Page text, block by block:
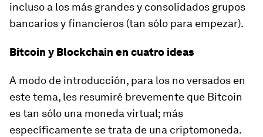
incluso a los más grandes y consolidados grupos
bancarios y financieros (tan sólo para empezar).
Bitcoin y Blockchain en cuatro ideas
A modo de introducción, para los no versados en
este tema, les resumiré brevemente que Bitcoin
es tan sólo una moneda virtual; más
específicamente se trata de una criptomoneda.